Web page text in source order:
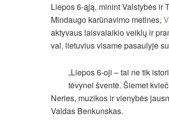
Liepos 6-ąją, minint Valstybės ir
Mindaugo karūnavimo metines,
aktyvaus laisvalaikio veiklų ir
val. lietuvius visame pasaulyje
„Liepos 6-oji – tai ne tik
tėvynei šventė. Šiemet
Neries, muzikos ir vienybės
Valdas Benkunskas.